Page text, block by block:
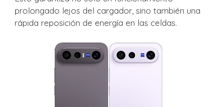
prolongado lejos del cargador, sino también una
rápida reposición de energía en las celdas.